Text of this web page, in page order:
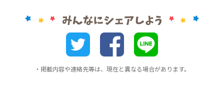
・掲載内容や連絡先等は、現在と異なる場合があります。